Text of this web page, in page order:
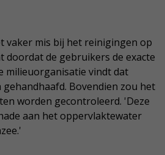
vaker mis bij het reinigingen op
doordat de gebruikers de exacte
milieuorganisatie vindt dat
Bovendien zou het
worden gecontroleerd. 'Deze
aan het oppervlaktewater